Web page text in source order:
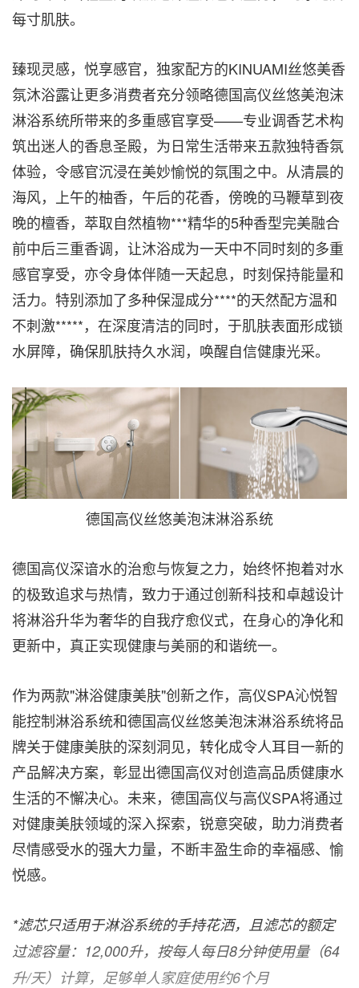
每寸肌肤。
臻现灵感，悦享感官，独家配方的KINUAMI丝悠美香
氛沐浴露让更多消费者充分领略德国高仪丝悠美泡沫
淋浴系统所带来的多重感官享受——专业调香艺术构
筑出迷人的香息圣殿，为日常生活带来五款独特香氛
体验，令感官沉浸在美妙愉悦的氛围之中。从清晨的
海风，上午的柚香，午后的花香，傍晚的马鞭草到夜
晚的檀香，萃取自然植物***精华的5种香型完美融合
前中后三重香调，让沐浴成为一天中不同时刻的多重
感官享受，亦令身体伴随一天起息，时刻保持能量和
活力。特别添加了多种保湿成分****的天然配方温和
不刺激*****，在深度清洁的同时，于肌肤表面形成锁
水屏障，确保肌肤持久水润，唤醒自信健康光采。
德国高仪丝悠美泡沫淋浴系统
德国高仪深谙水的治愈与恢复之力，始终怀抱着对水
的极致追求与热情，致力于通过创新科技和卓越设计
将淋浴升华为奢华的自我疗愈仪式，在身心的净化和
更新中，真正实现健康与美丽的和谐统一。
作为两款"淋浴健康美肤"创新之作，高仪SPA沁悦智
能控制淋浴系统和德国高仪丝悠美泡沫淋浴系统将品
牌关于健康美肤的深刻洞见，转化成令人耳目一新的
产品解决方案，彰显出德国高仪对创造高品质健康水
生活的不懈决心。未来，德国高仪与高仪SPA将通过
对健康美肤领域的深入探索，锐意突破，助力消费者
尽情感受水的强大力量，不断丰盈生命的幸福感、愉
悦感。
*滤芯只适用于淋浴系统的手持花洒，且滤芯的额定
过滤容量：12,000升，按每人每日8分钟使用量（64
升/天）计算，足够单人家庭使用约6个月